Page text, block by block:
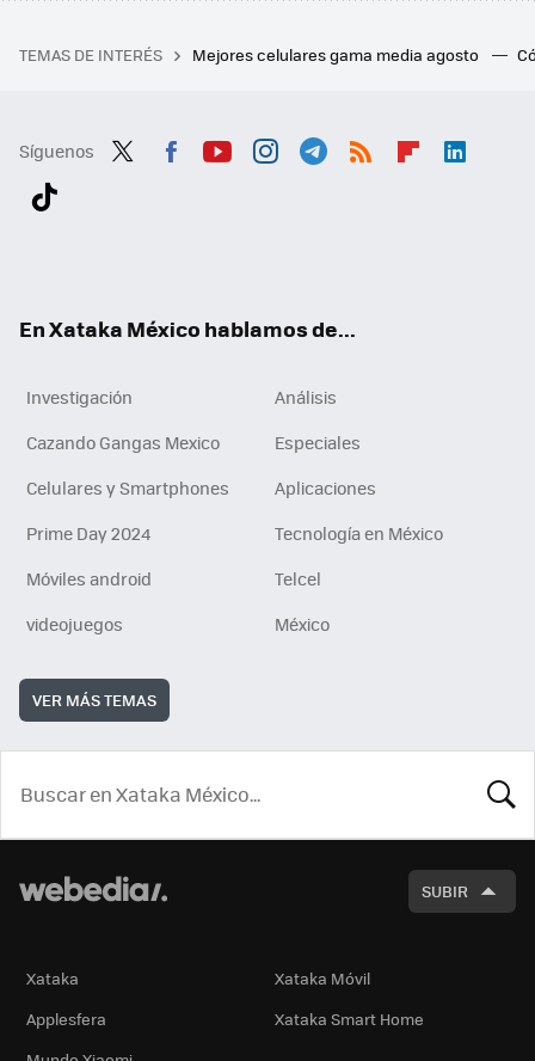
TEMAS DE INTERÉS Mejores celulares gama media agosto
Síguenos
En Xataka México hablamos de...
Investigación
Análisis
Cazando Gangas Mexico
Especiales
Celulares y Smartphones
Aplicaciones
Prime Day 2024
Tecnología en México
Móviles android
Telcel
videojuegos
México
VER MÁS TEMAS
SUBIR
Xataka
Xataka Móvil
Applesfera
Xataka Smart Home